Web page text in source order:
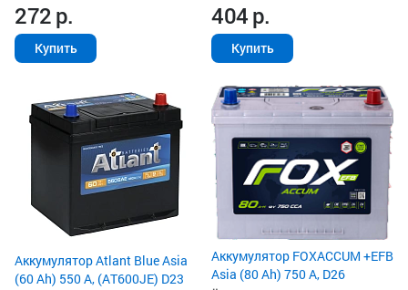
272р.
Купить
404р.
Купить
Аккумулятор Atlant Blue Asia
(60 Ah) 550 А, (AT600JE) D23
Аккумулятор FOXACCUM +EFB
Asia (80 Ah) 750 А, D26